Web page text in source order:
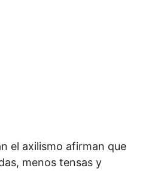
el axilismo afirman que
menos tensas y